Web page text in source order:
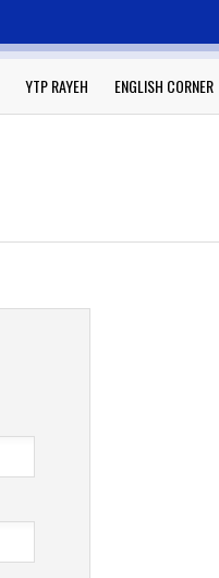
YTP RAYEH ENGLISH CORNER